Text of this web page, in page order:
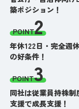
築ポジション！
POINT2
年休122日・完全週
の好条件！
POINT3
同社は従業員持株
支援で成長支援！